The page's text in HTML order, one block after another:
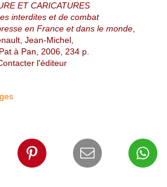
ET CARICATURES
interdites et de combat
en France et dans le monde,
Jean-Michel,
à Pan, 2006, 234 p.
l'éditeur